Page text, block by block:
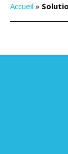
Accueil »